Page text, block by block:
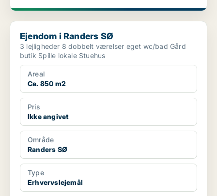
Ejendom i Randers SØ
Ejendom i Randers SØ
3 lejligheder 8 dobbelt værelser eget wc/bad Gård
butik Spille lokale Stuehus
Areal
Ca. 850 m2
Pris
Ikke angivet
Område
Randers SØ
Type
Erhvervslejemål